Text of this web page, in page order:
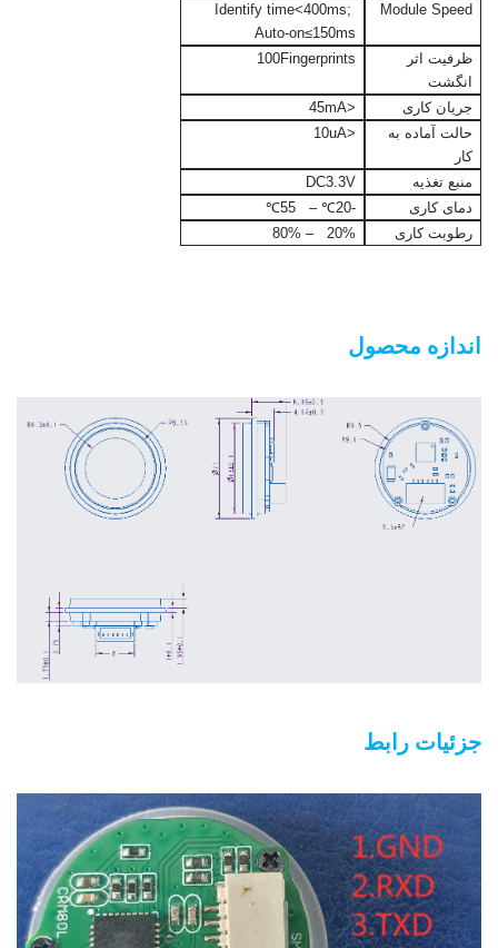
Module Speed
Identify time<400ms;
Auto-on≤150ms
ظرفیت اثر
انگشت
100Fingerprints
جریان کاری
<45mA
حالت آماده به
کار
<10uA
منبع تغذیه
DC3.3V
دمای کاری
-20℃ – 55℃
رطوبت کاری
20% – 80%
اندازه محصول
جزئیات رابط